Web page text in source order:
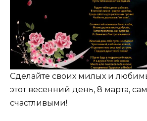
Сделайте своих милых и
этот весенний день, 8 марта,
счастливыми!